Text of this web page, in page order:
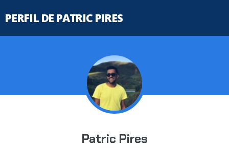
PERFIL DE PATRIC PIRES
Patric Pires